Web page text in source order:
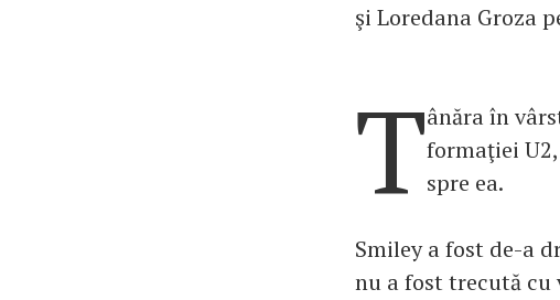
şi Loredana Groza
Tânăra în
formaţiei
spre ea.
Smiley a fost de-a
nu a fost trecută